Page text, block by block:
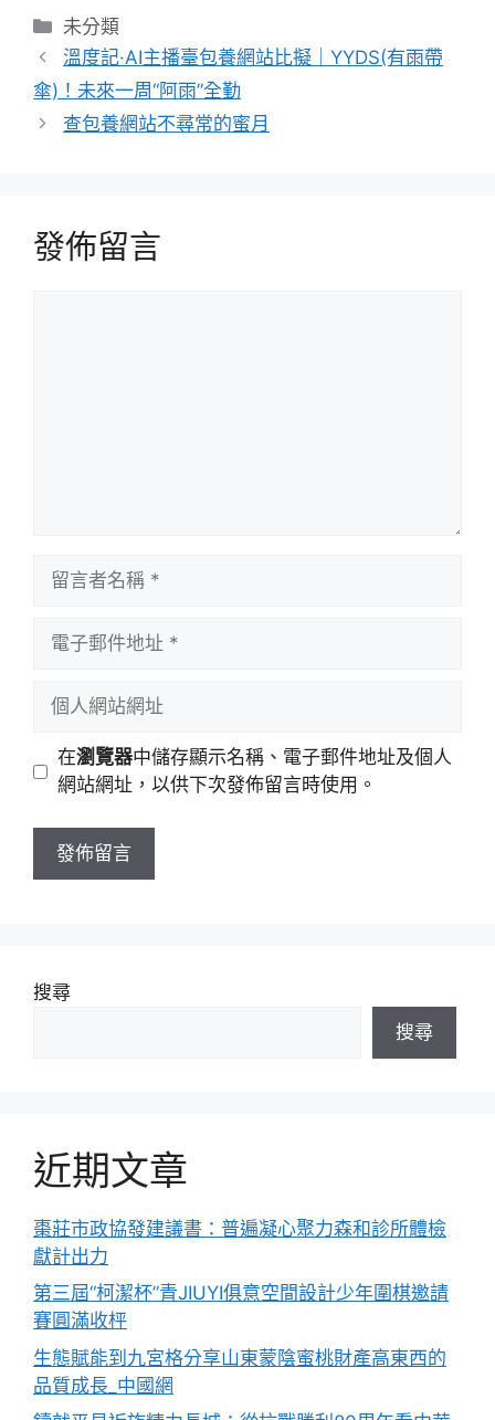
分
類
未分類
溫度記·AI主播臺包養網站比擬｜YYDS(有雨帶
傘)！未來一周“阿雨”全勤
查包養網站不尋常的蜜月
發佈留言
址
站
址
在瀏覽器中儲存顯示名稱、電子郵件地址及個人
網站網址，以供下次發佈留言時使用。
搜尋
搜尋
近期文章
棗莊市政協發建議書：普遍凝心聚力森和診所體檢
獻計出力
第三屆“柯潔杯”青JIUYI俱意空間設計少年圍棋邀請
賽圓滿收枰
生態賦能到九宮格分享山東蒙陰蜜桃財產高東西的
品質成長_中國網